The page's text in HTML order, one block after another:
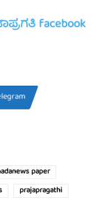
facebook
paper
prajapragathi